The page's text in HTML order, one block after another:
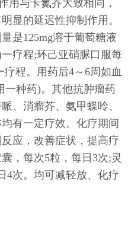
用与卡氮芥大致相同，
显的延迟性抑制作用。
是125mg溶于葡萄糖液
疗程;环己亚硝脲口服每
程。用药后4～6周如血
一种药)。其他抗肿瘤药
、消瘤芥、氨甲蝶呤、
有一定疗效。化疗期间
应，改善症状，提高疗
，每次5粒，每日3次;灵
4次。均可减轻放、化疗